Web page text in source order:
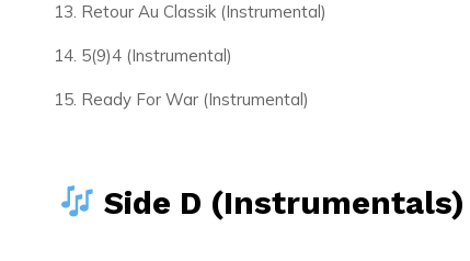
Retour Au Classik (Instrumental)
5(9)4 (Instrumental)
Ready For War (Instrumental)
Side D (Instrumentals)